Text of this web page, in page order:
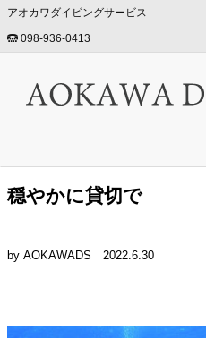
アオカワダイビングサービス
098-936-0413
穏やかに貸切で
by AOKAWADS 2022.6.30